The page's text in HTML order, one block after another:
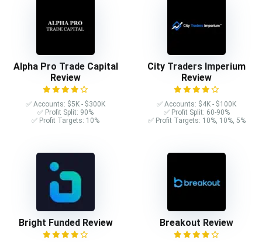
Alpha Pro Trade Capital
Review
✅ Accounts: $5K - $300K
✅ Profit Split: 90%
✅ Profit Targets: 10%
City Traders Imperium
Review
✅ Accounts: $4K - $100K
✅ Profit Split: 60-90%
✅ Profit Targets: 10%, 10%, 5%
Bright Funded Review Breakout Review